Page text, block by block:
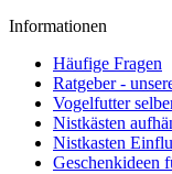
Informationen
Häufige Fragen
Ratgeber -
Vogelfutter
Nistkästen
Nistkasten
Geschenkideen